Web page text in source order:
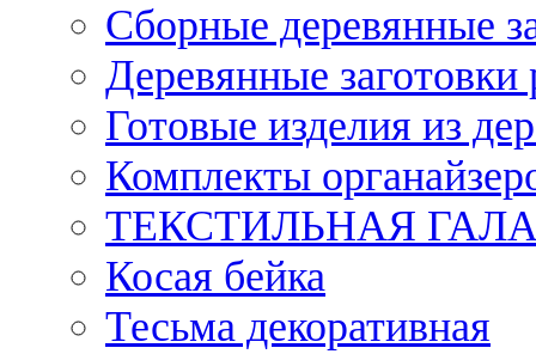
Сборные деревянные
Деревянные заготовки
Готовые изделия из
Комплекты
ТЕКСТИЛЬНАЯ
Косая бейка
Тесьма декоративная